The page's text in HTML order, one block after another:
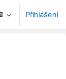
Přihlášení